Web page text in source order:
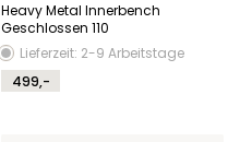
Heavy Metal Innerbench
Geschlossen 110
Lieferzeit: 2-9 Arbeitstage
499,-